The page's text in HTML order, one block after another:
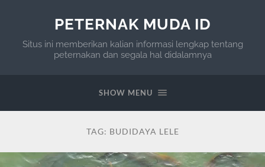
PETERNAK MUDA ID
Situs ini memberikan kalian informasi lengkap tentang
peternakan dan segala hal didalamnya
SHOW MENU
TAG: BUDIDAYA LELE